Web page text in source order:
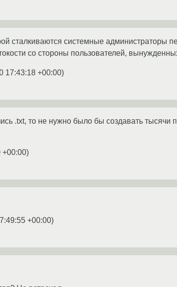
сталкиваются системные администраторы
со стороны пользователей,
17:43:18 +00:00)
.txt, то не нужно было бы создавать тысячи
+00:00)
+00:00)